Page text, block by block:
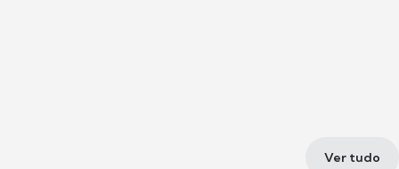
Ver tudo